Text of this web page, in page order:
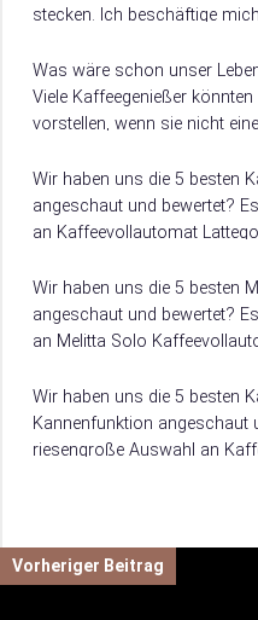
stecken. Ich beschäftige
Was wäre schon unser
Viele Kaffeegenießer
vorstellen, wenn sie nicht
Wir haben uns die 5 besten
angeschaut und bewertet?
an Kaffeevollautomat
wir dir hier, worauf es beim
Lattego ankommt.
Wir haben uns die 5 besten
angeschaut und bewertet?
an Melitta Solo
wir dir hier, worauf es beim
Kaffeevollautomat ankommt.
Wir haben uns die 5 besten
Kannenfunktion angeschaut
riesengroße Auswahl an
Kannenfunktion ankommt.
Vorheriger Beitrag